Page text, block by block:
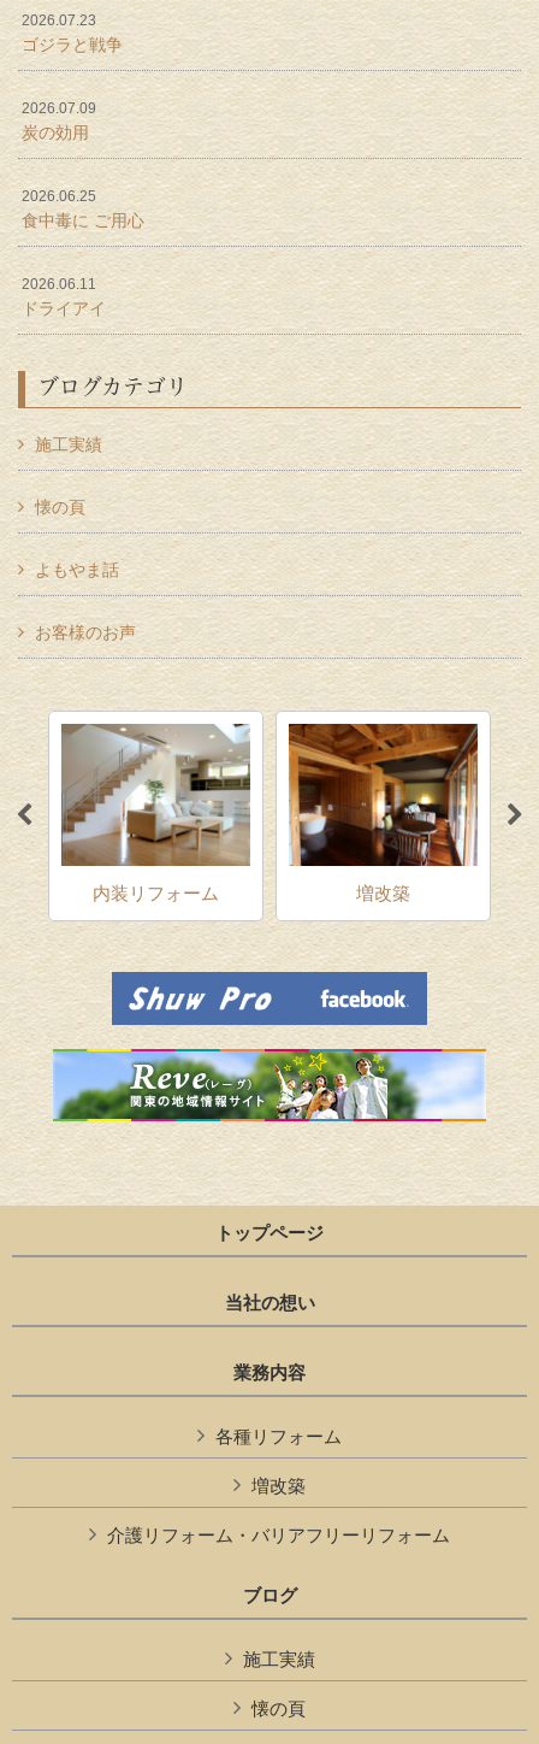
2026.07.23
ゴジラと戦争
2026.07.09
炭の効用
2026.06.25
食中毒に ご用心
2026.06.11
ドライアイ
ブログカテゴリ
施工実績
懐の頁
よもやま話
お客様のお声
内装リフォーム 増改築
トップページ
当社の想い
業務内容
各種リフォーム
増改築
介護リフォーム・バリアフリーリフォーム
ブログ
施工実績
懐の頁